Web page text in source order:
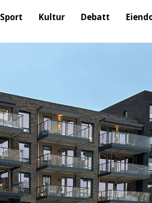
Sport Kultur Debatt